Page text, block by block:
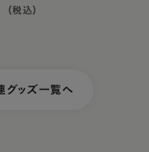
税込）
グッズ一覧へ